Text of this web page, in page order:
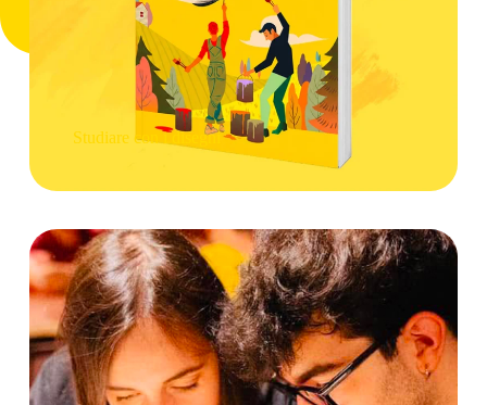
Studiare con i disegni